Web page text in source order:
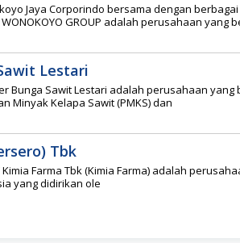
Jaya Corporindo bersama dengan
GROUP adalah perusahaan yang
Lestari
Bunga Sawit Lestari adalah perusahaan yang
Minyak Kelapa Sawit (PMKS) dan
Tbk
Kimia Farma Tbk (Kimia Farma) adalah
yang didirikan ole